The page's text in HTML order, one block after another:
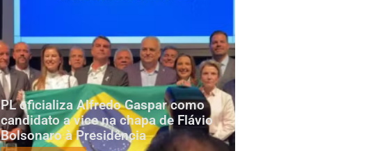
PL oficializa Alfredo Gaspar como
candidato a vice na chapa de Flávio
Bolsonaro à Presidência